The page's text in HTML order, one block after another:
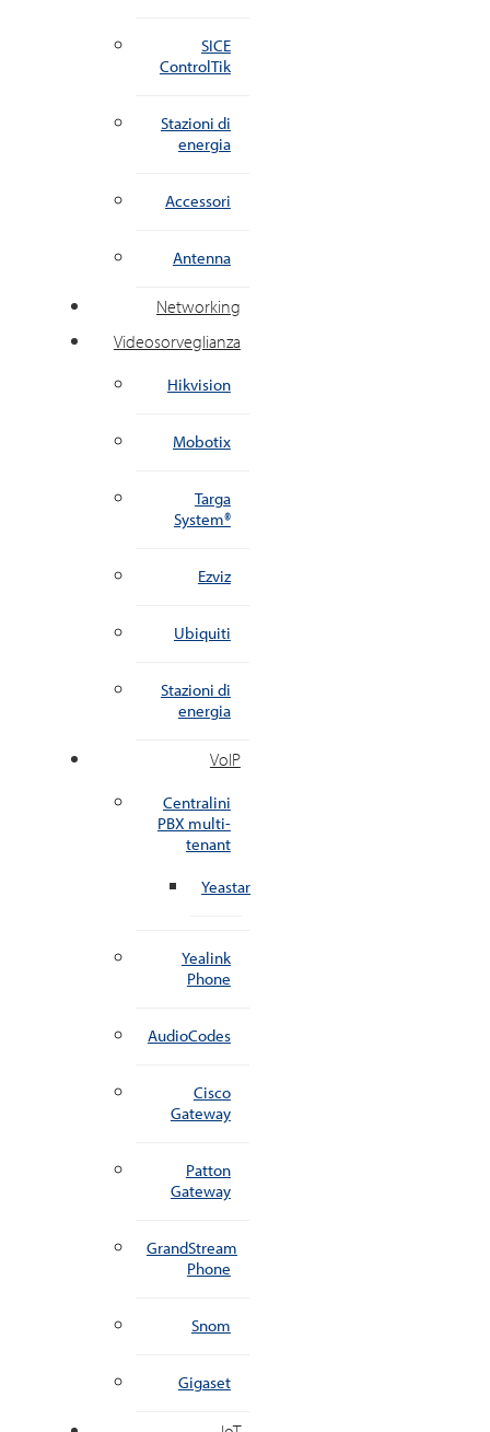
SICE
ControlTik
Stazioni di
energia
Accessori
Antenna
Networking
Videosorveglianza
Hikvision
Mobotix
Targa
System®
Ezviz
Ubiquiti
Stazioni di
energia
VoIP
Centralini
PBX multi-
tenant
Yeastar
Yealink
Phone
AudioCodes
Cisco
Gateway
Patton
Gateway
GrandStream
Phone
Snom
Gigaset